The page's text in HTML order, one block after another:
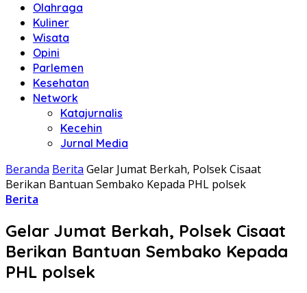
Olahraga
Kuliner
Wisata
Opini
Parlemen
Kesehatan
Network
Katajurnalis
Kecehin
Jurnal Media
Beranda Berita Gelar Jumat Berkah, Polsek Cisaat
Berikan Bantuan Sembako Kepada PHL polsek
Berita
Gelar Jumat Berkah, Polsek Cisaat
Berikan Bantuan Sembako Kepada
PHL polsek